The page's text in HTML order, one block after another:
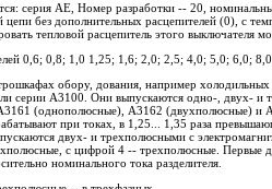
серия АЕ, Номер разработки -- 20,
без дополнительных расцепителей (0), с
тепловой расцепитель этого выключателя
0,6; 0,8; 1,0 1,25; 1,6; 2,0; 2,5; 4,0; 5,0; 6,0;
обору, дования, например
серии A3100. Они выпускаются одно-, двух- и
(однополюсные), A3162 (двухполюсные) и
при токах, в 1,25... 1,35 раза
двух- и трехполюсными с
с цифрой 4 -- трехполюсные. Первые
номинального тока разделителя.